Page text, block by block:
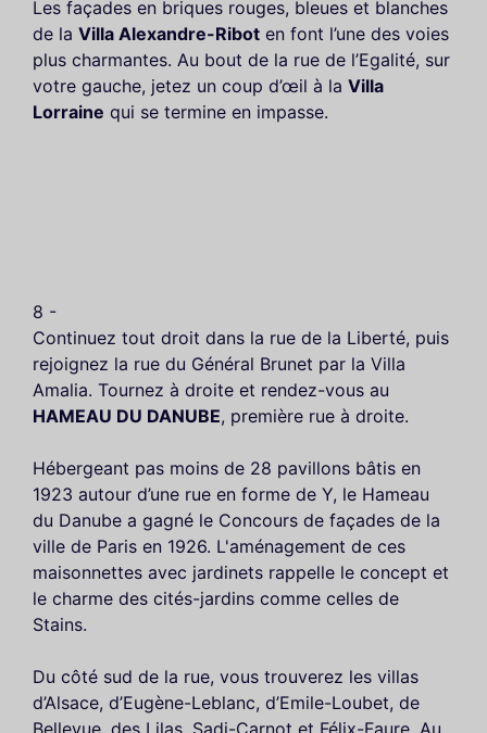
Les façades en briques rouges, bleues et blanches
de la Villa Alexandre-Ribot en font l’une des voies
plus charmantes. Au bout de la rue de l’Egalité, sur
votre gauche, jetez un coup d’œil à la Villa
Lorraine qui se termine en impasse.
8 -
Continuez tout droit dans la rue de la Liberté, puis
rejoignez la rue du Général Brunet par la Villa
Amalia. Tournez à droite et rendez-vous au
HAMEAU DU DANUBE, première rue à droite.
Hébergeant pas moins de 28 pavillons bâtis en
1923 autour d’une rue en forme de Y, le Hameau
du Danube a gagné le Concours de façades de la
ville de Paris en 1926. L'aménagement de ces
maisonnettes avec jardinets rappelle le concept et
le charme des cités-jardins comme celles de
Stains.
Du côté sud de la rue, vous trouverez les villas
d’Alsace, d’Eugène-Leblanc, d’Emile-Loubet, de
Bellevue, des Lilas, Sadi-Carnot et Félix-Faure. Au